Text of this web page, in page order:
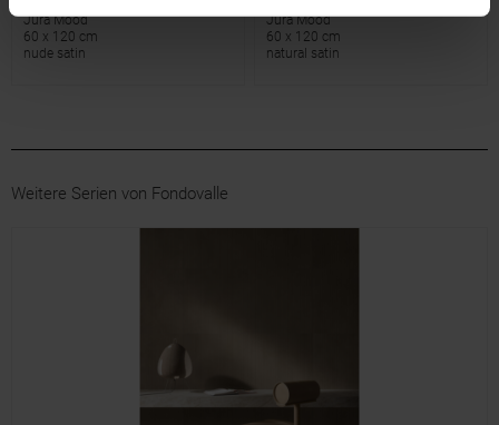
Jura Mood
60 x 120 cm
nude satin
Jura Mood
60 x 120 cm
natural satin
Weitere Serien von Fondovalle